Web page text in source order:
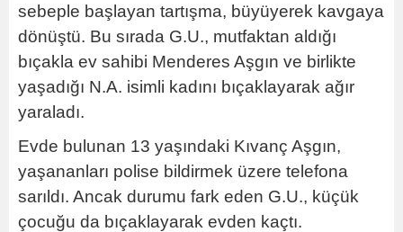
sebeple başlayan tartışma, büyüyerek kavgaya
dönüştü. Bu sırada G.U., mutfaktan aldığı
bıçakla ev sahibi Menderes Aşgın ve birlikte
yaşadığı N.A. isimli kadını bıçaklayarak ağır
yaraladı.
Evde bulunan 13 yaşındaki Kıvanç Aşgın,
yaşananları polise bildirmek üzere telefona
sarıldı. Ancak durumu fark eden G.U., küçük
çocuğu da bıçaklayarak evden kaçtı.